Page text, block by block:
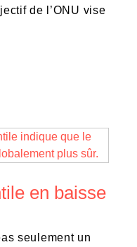
de l’ONU vise
en baisse
seulement un